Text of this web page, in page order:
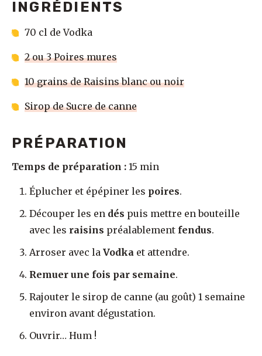
INGRÉDIENTS
70 cl de Vodka
2 ou 3 Poires mures
10 grains de Raisins blanc ou noir
Sirop de Sucre de canne
PRÉPARATION
Temps de préparation : 15 min
Éplucher et épépiner les poires.
Découper les en dés puis mettre en bouteille
avec les raisins préalablement fendus.
Arroser avec la Vodka et attendre.
Remuer une fois par semaine.
Rajouter le sirop de canne (au goût) 1 semaine
environ avant dégustation.
Ouvrir… Hum !